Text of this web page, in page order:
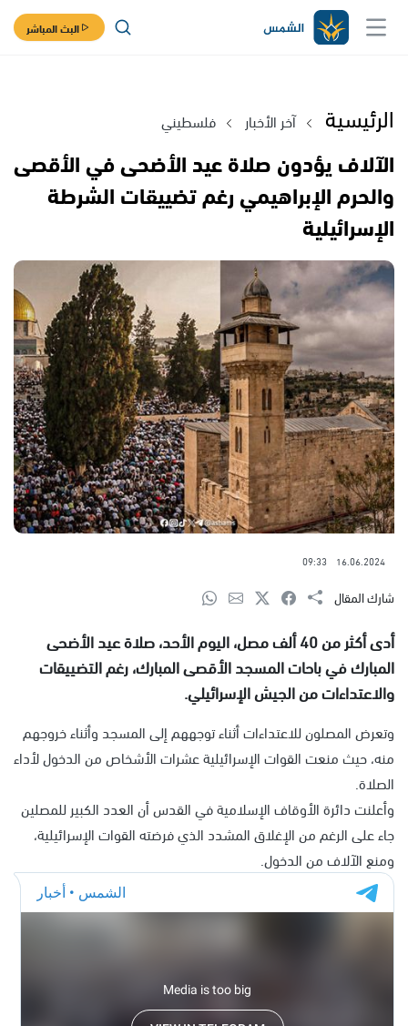
البث المباشر
الرئيسية آخر الأخبار فلسطيني
الآلاف يؤدون صلاة عيد الأضحى في الأقصى
والحرم الإبراهيمي رغم تضييقات الشرطة
الإسرائيلية
16.06.2024
09:33
شارك المقال
أدى أكثر من 40 ألف مصل، اليوم الأحد، صلاة عيد الأضحى
المبارك في باحات المسجد الأقصى المبارك، رغم التضييقات
والاعتداءات من الجيش الإسرائيلي.
وتعرض المصلون للاعتداءات أثناء توجههم إلى المسجد وأثناء خروجهم
منه، حيث منعت القوات الإسرائيلية عشرات الأشخاص من الدخول لأداء
الصلاة.
وأعلنت دائرة الأوقاف الإسلامية في القدس أن العدد الكبير للمصلين
جاء على الرغم من الإغلاق المشدد الذي فرضته القوات الإسرائيلية،
ومنع الآلاف من الدخول.